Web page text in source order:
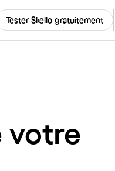
Tester Skello gratuitement
votre